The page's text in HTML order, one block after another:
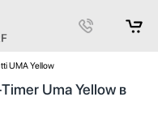
UMA Yellow
Uma Yellow в